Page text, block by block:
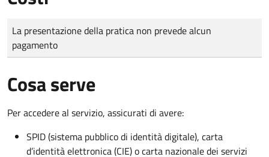
Tipo di pagamento
Importo
La presentazione della pratica non prevede alcun
pagamento
Cosa serve
Per accedere al servizio, assicurati di avere:
SPID (sistema pubblico di identità digitale), carta
d’identità elettronica (CIE) o carta nazionale dei servizi